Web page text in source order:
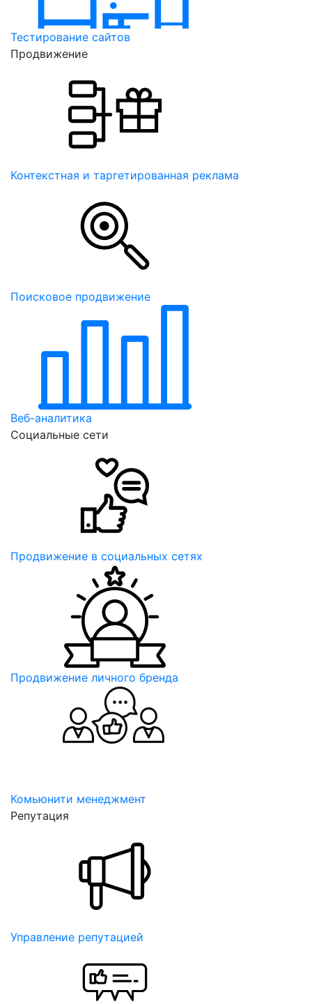
Тестирование сайтов
Продвижение
Контекстная и таргетированная реклама
Поисковое продвижение
Веб-аналитика
Социальные сети
Продвижение в социальных сетях
Продвижение личного бренда
Комьюнити менеджмент
Репутация
Управление репутацией